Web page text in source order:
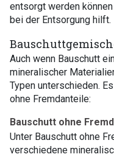
entsorgt werden
bei der Entsorgung hilft.
Auch wenn Bauschutt
mineralischer
Typen unterschieden.
ohne Fremdanteile:
Bauschutt ohne
Unter Bauschutt ohne
verschiedene